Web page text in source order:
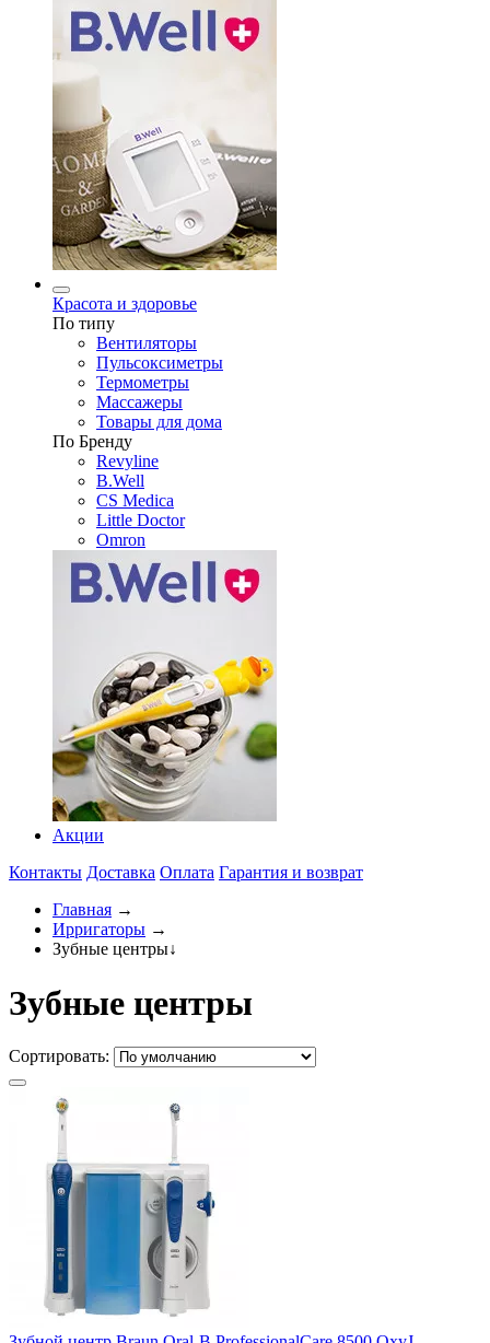
Красота и здоровье
По типу
Вентиляторы
Пульсоксиметры
Термометры
Массажеры
Товары для дома
По Бренду
Revyline
B.Well
CS Medica
Little Doctor
Omron
Акции
Контакты Доставка Оплата Гарантия и возврат
Главная →
Ирригаторы →
Зубные центры↓
Зубные центры
Сортировать: